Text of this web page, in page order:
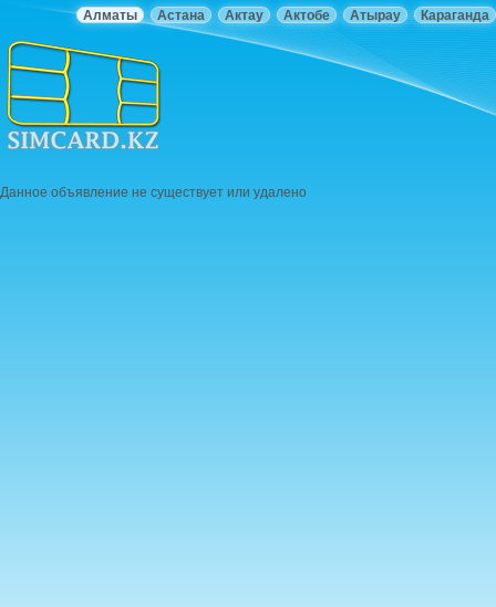
Караганда
Атырау
Актобе
Актау
Астана
Алматы
Данное объявление не существует или удалено